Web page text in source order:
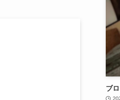
ブ